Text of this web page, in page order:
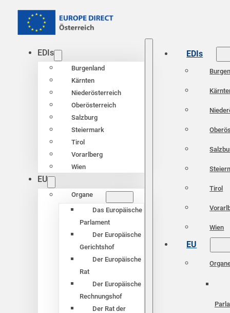
EDIs
Burgenland
Kärnten
Niederösterreich
Oberösterreich
Salzburg
Steiermark
Tirol
Vorarlberg
Wien
EU
Organe
Das Europäische
Parlament
Der Europäische
Gerichtshof
Der Europäische
Rat
Der Europäische
Rechnungshof
Der Rat der
EDIs
Tirol
Wien
EU